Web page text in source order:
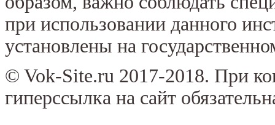
при использовании данного
установлены на
© Vok-Site.ru 2017-2018. При
гиперссылка на сайт